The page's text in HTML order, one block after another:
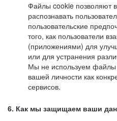
Файлы cookie позволяют
распознавать
пользовательские
того, как пользователи
(приложениями) для
или для устранения
Мы не используем файлы
вашей личности как
сервисов.
6. Как мы защищаем ваши